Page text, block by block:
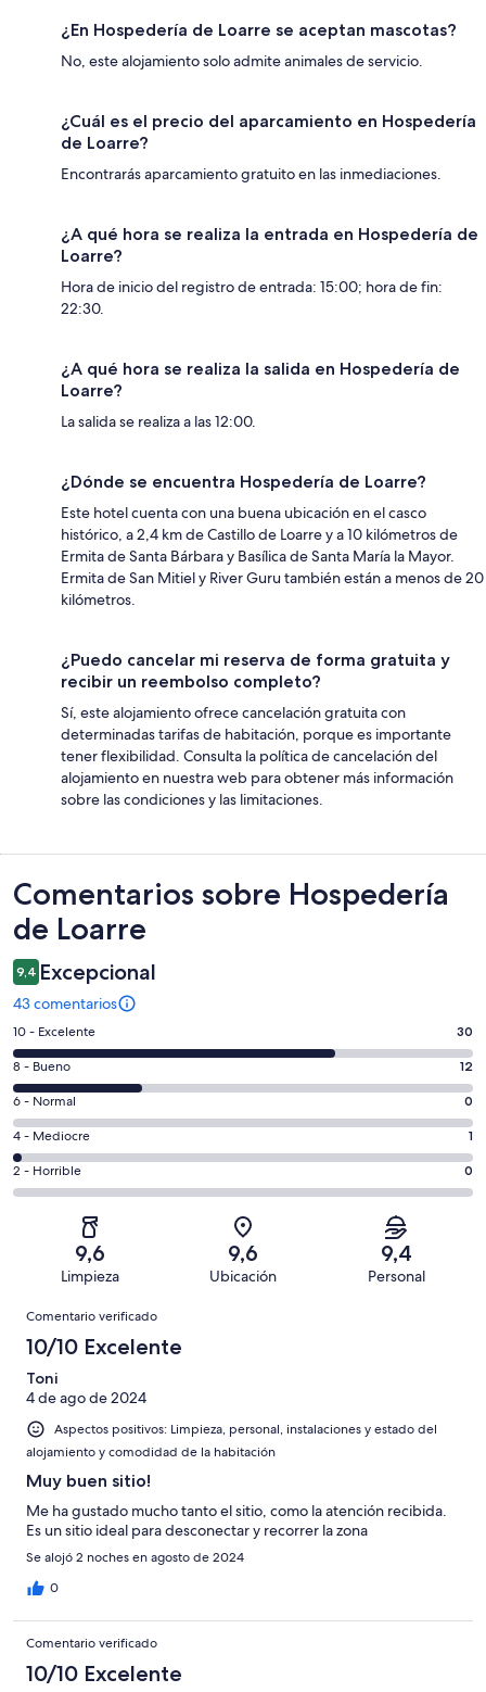
¿En Hospedería de Loarre se aceptan mascotas?
No, este alojamiento solo admite animales de servicio.
¿Cuál es el precio del aparcamiento en Hospedería
de Loarre?
Encontrarás aparcamiento gratuito en las inmediaciones.
¿A qué hora se realiza la entrada en Hospedería de
Loarre?
Hora de inicio del registro de entrada: 15:00; hora de fin:
22:30.
¿A qué hora se realiza la salida en Hospedería de
Loarre?
La salida se realiza a las 12:00.
¿Dónde se encuentra Hospedería de Loarre?
Este hotel cuenta con una buena ubicación en el casco
histórico, a 2,4 km de Castillo de Loarre y a 10 kilómetros de
Ermita de Santa Bárbara y Basílica de Santa María la Mayor.
Ermita de San Mitiel y River Guru también están a menos de 20
kilómetros.
¿Puedo cancelar mi reserva de forma gratuita y
recibir un reembolso completo?
Sí, este alojamiento ofrece cancelación gratuita con
determinadas tarifas de habitación, porque es importante
tener flexibilidad. Consulta la política de cancelación del
alojamiento en nuestra web para obtener más información
sobre las condiciones y las limitaciones.
Comentarios
Comentarios sobre Hospedería
de Loarre
9,4 Excepcional
43 comentarios
30
comentarios
de
un
total
de
43
con
puntuación
10 - Excelente 30
12
comentarios
de
un
total
de
puntuación
8 - Bueno 12
0
comentarios
de
un
total
puntuación
Normal
6 - Normal 0
1
comentarios
de
una
puntuación
Mediocre
4 - Mediocre 1
0
comentarios
43
una
puntuación
de
Horrible
2 - Horrible 0
9,6
Limpieza
9,6
Ubicación
9,4
Personal
Comentarios
Comentario verificado
10/10 Excelente
Toni
4 de ago de 2024
Aspectos positivos: Limpieza, personal, instalaciones y estado del
alojamiento y comodidad de la habitación
Muy buen sitio!
Me ha gustado mucho tanto el sitio, como la atención recibida.
Es un sitio ideal para desconectar y recorrer la zona
Se alojó 2 noches en agosto de 2024
0
Comentario verificado
10/10 Excelente